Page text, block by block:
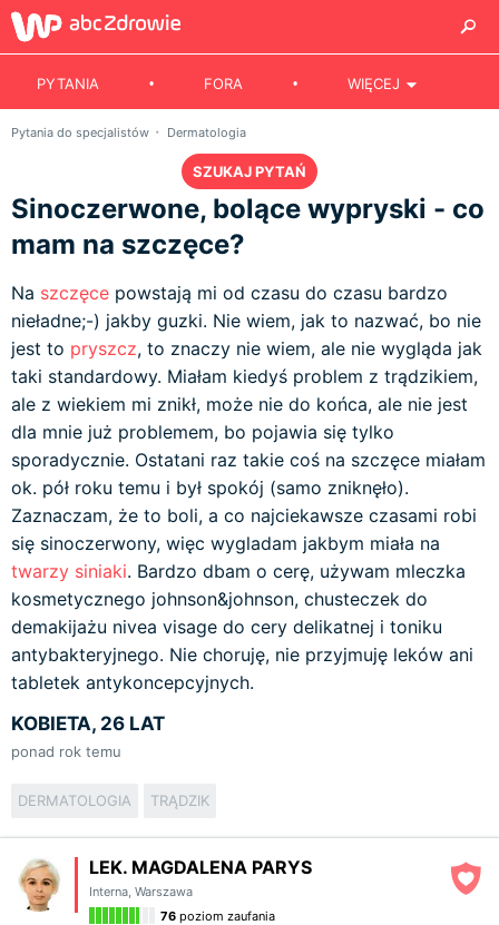
PYTANIA FORA WIĘCEJ
Pytania do specjalistów Dermatologia
SZUKAJ PYTAŃ
Sinoczerwone, bolące wypryski - co
mam na szczęce?
Na szczęce powstają mi od czasu do czasu bardzo
nieładne;-) jakby guzki. Nie wiem, jak to nazwać, bo nie
jest to pryszcz, to znaczy nie wiem, ale nie wygląda jak
taki standardowy. Miałam kiedyś problem z trądzikiem,
ale z wiekiem mi znikł, może nie do końca, ale nie jest
dla mnie już problemem, bo pojawia się tylko
sporadycznie. Ostatani raz takie coś na szczęce miałam
ok. pół roku temu i był spokój (samo zniknęło).
Zaznaczam, że to boli, a co najciekawsze czasami robi
się sinoczerwony, więc wygladam jakbym miała na
twarzy siniaki. Bardzo dbam o cerę, używam mleczka
kosmetycznego johnson&johnson, chusteczek do
demakijażu nivea visage do cery delikatnej i toniku
antybakteryjnego. Nie choruję, nie przyjmuję leków ani
tabletek antykoncepcyjnych.
KOBIETA, 26 LAT
ponad rok temu
DERMATOLOGIA TRĄDZIK
LEK. MAGDALENA PARYS
Interna, Warszawa
76 poziom zaufania